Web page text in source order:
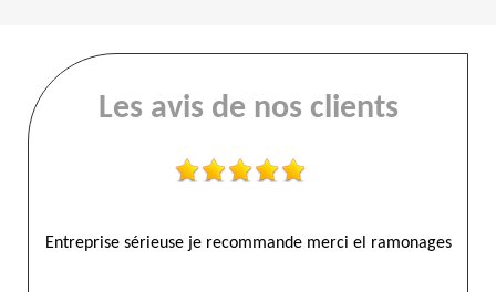
Les avis de nos clients
Ramonages fait cher ma maman toujours à leure très sympa